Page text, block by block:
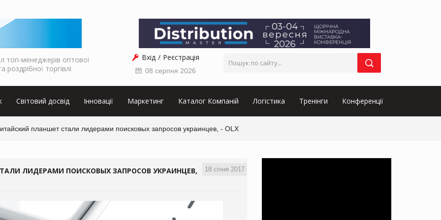
топ-менеджерів оптової
роздрібної торгівлі
Вхід Реєстрація
08 серпня 2026
Світовий досвід Інновації Маркетинг Каталог Компаній Логістика Тренінги Конференції
планшет стали лидерами поисковых запросов украинцев, - OLX
18 січня 2017
ЛИДЕРАМИ ПОИСКОВЫХ ЗАПРОСОВ УКРАИНЦЕВ,